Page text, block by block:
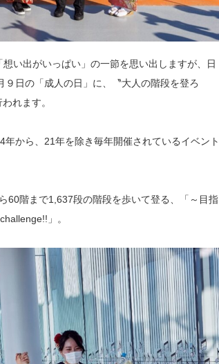
い出がいっぱい」の一節を思い出しますが、日
日の「成人の日」に、〝大人の階段を登ろ
れます。
年から、21年を除き毎年開催されているイベント
60階まで1,637段の階段を歩いて登る、「～目指
」。